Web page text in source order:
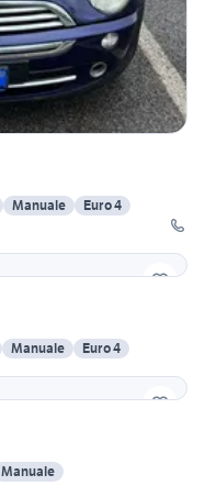
Manuale
Euro 4
Manuale
Euro 4
Manuale